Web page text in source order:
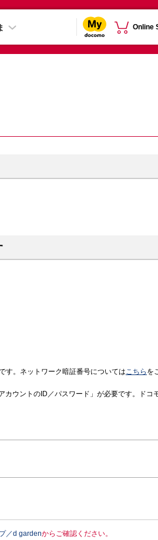
Online
す。ネットワーク暗証番号についてはこちら を
カウントのID／パスワード」が必要です。ドコ
／d gardenからご確認ください。